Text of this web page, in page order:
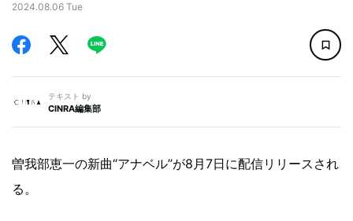
2024.08.06 Tue
テキスト by
CINRA編集部
曽我部恵一の新曲“アナベル”が8月7日に配信リリースされ
る。